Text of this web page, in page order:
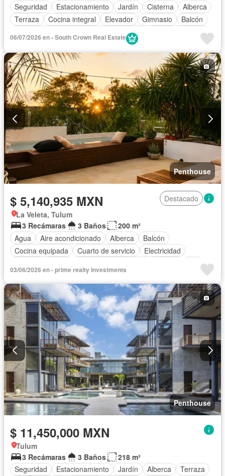
Seguridad
Estacionamiento Jardín Cisterna
Alberca
Terraza
Cocina integral Elevador Gimnasio
Balcón
Acceso para personas con discapacidad
Cocina equipada
Aire acondicionado
Circuito cerrado de televisión
Azotea
Jacuzzi
Agua Televisión por cable
Gas natural
Asador
Zonas verdes Despacho
Vista panorámica
Recámara con closet
Caseta de vigilancia
Sauna
Conserje
Completamente amueblado
06/07/2026 en - South Crown Real Estate
Penthouse
$ 5,140,935 MXN
Destacado
La Veleta, Tulum
3 Recámaras
3 Baños
200 m²
Agua
Aire acondicionado Alberca
Balcón
Cocina equipada
Cuarto de servicio
Electricidad
Completamente amueblado
03/06/2026 en - prime realty investments
Penthouse
$ 11,450,000 MXN
Tulum
3 Recámaras
3 Baños
218 m²
Seguridad
Estacionamiento Jardín Alberca
Terraza